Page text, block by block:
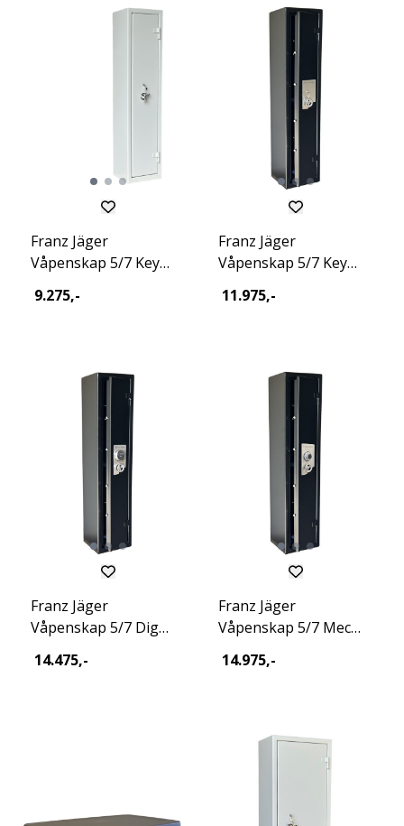
Franz Jäger
Våpenskap 5/7 Key
9.275,-
Franz Jäger
Våpenskap 5/7 Key
11.975,-
Franz Jäger
Våpenskap 5/7 Dig
14.475,-
Franz Jäger
Våpenskap 5/7 Mec
14.975,-